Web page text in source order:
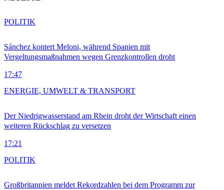
Sánchez kontert Meloni, während Spanien mit
Vergeltungsmaßnahmen wegen Grenzkontrollen droht
17:47
POLITIK
Der Niedrigwasserstand am Rhein droht der Wirtschaft einen
weiteren Rückschlag zu versetzen
17:21
ENERGIE, UMWELT & TRANSPORT
Großbritannien meldet Rekordzahlen bei dem Programm zur
POLITIK